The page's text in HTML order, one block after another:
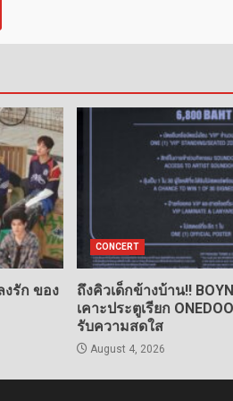
งรัก ของ
CONCERT
ถึงคิวเด็กข้างบ้าน!!
เคาะประตูเรียก
รับความสดใส
August 4, 2026